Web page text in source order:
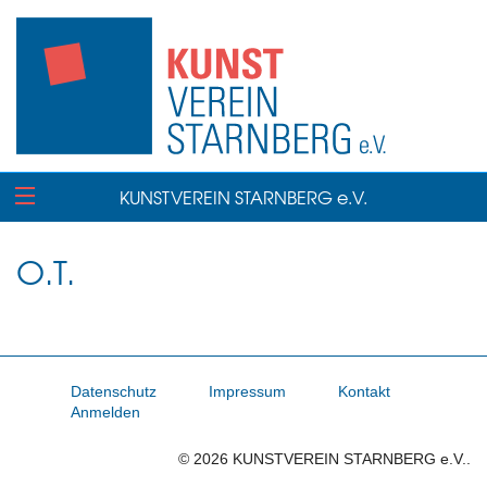
KUNSTVEREIN STARNBERG e.V.
O.T.
Datenschutz Impressum
Kontakt
Anmelden
© 2026 KUNSTVEREIN STARNBERG e.V..